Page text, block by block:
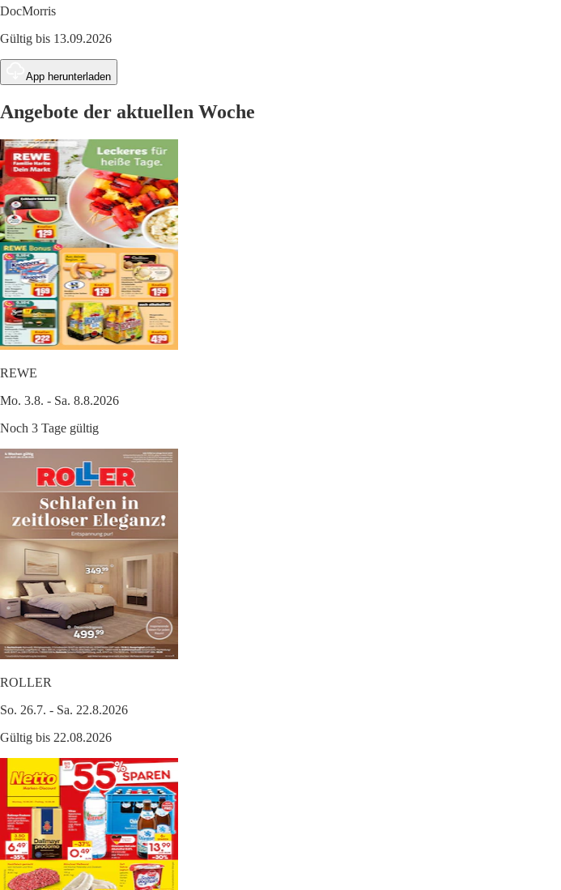
DocMorris
Gültig bis 13.09.2026
App herunterladen
Angebote der aktuellen Woche
REWE
Mo. 3.8. - Sa. 8.8.2026
Noch 3 Tage gültig
ROLLER
So. 26.7. - Sa. 22.8.2026
Gültig bis 22.08.2026